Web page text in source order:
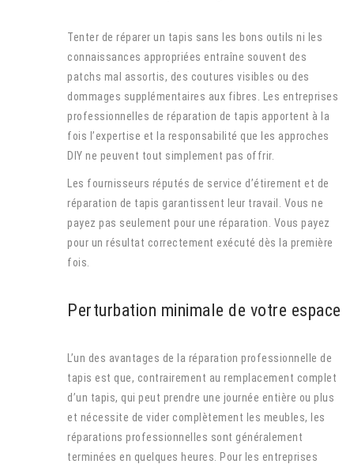
Tenter de réparer un tapis sans les bons outils ni les
connaissances appropriées entraîne souvent des
patchs mal assortis, des coutures visibles ou des
dommages supplémentaires aux fibres. Les entreprises
professionnelles de réparation de tapis apportent à la
fois l’expertise et la responsabilité que les approches
DIY ne peuvent tout simplement pas offrir.
Les fournisseurs réputés de service d’étirement et de
réparation de tapis garantissent leur travail. Vous ne
payez pas seulement pour une réparation. Vous payez
pour un résultat correctement exécuté dès la première
fois.
Perturbation minimale de votre espace
L’un des avantages de la réparation professionnelle de
tapis est que, contrairement au remplacement complet
d’un tapis, qui peut prendre une journée entière ou plus
et nécessite de vider complètement les meubles, les
réparations professionnelles sont généralement
terminées en quelques heures. Pour les entreprises